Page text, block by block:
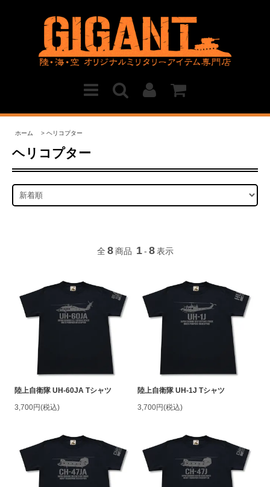
ホーム > ヘリコプター
ヘリコプター
全 8 商品 1 - 8 表示
陸上自衛隊 UH-60JA Tシャツ
3,700円(税込)
陸上自衛隊 UH-1J Tシャツ
3,700円(税込)